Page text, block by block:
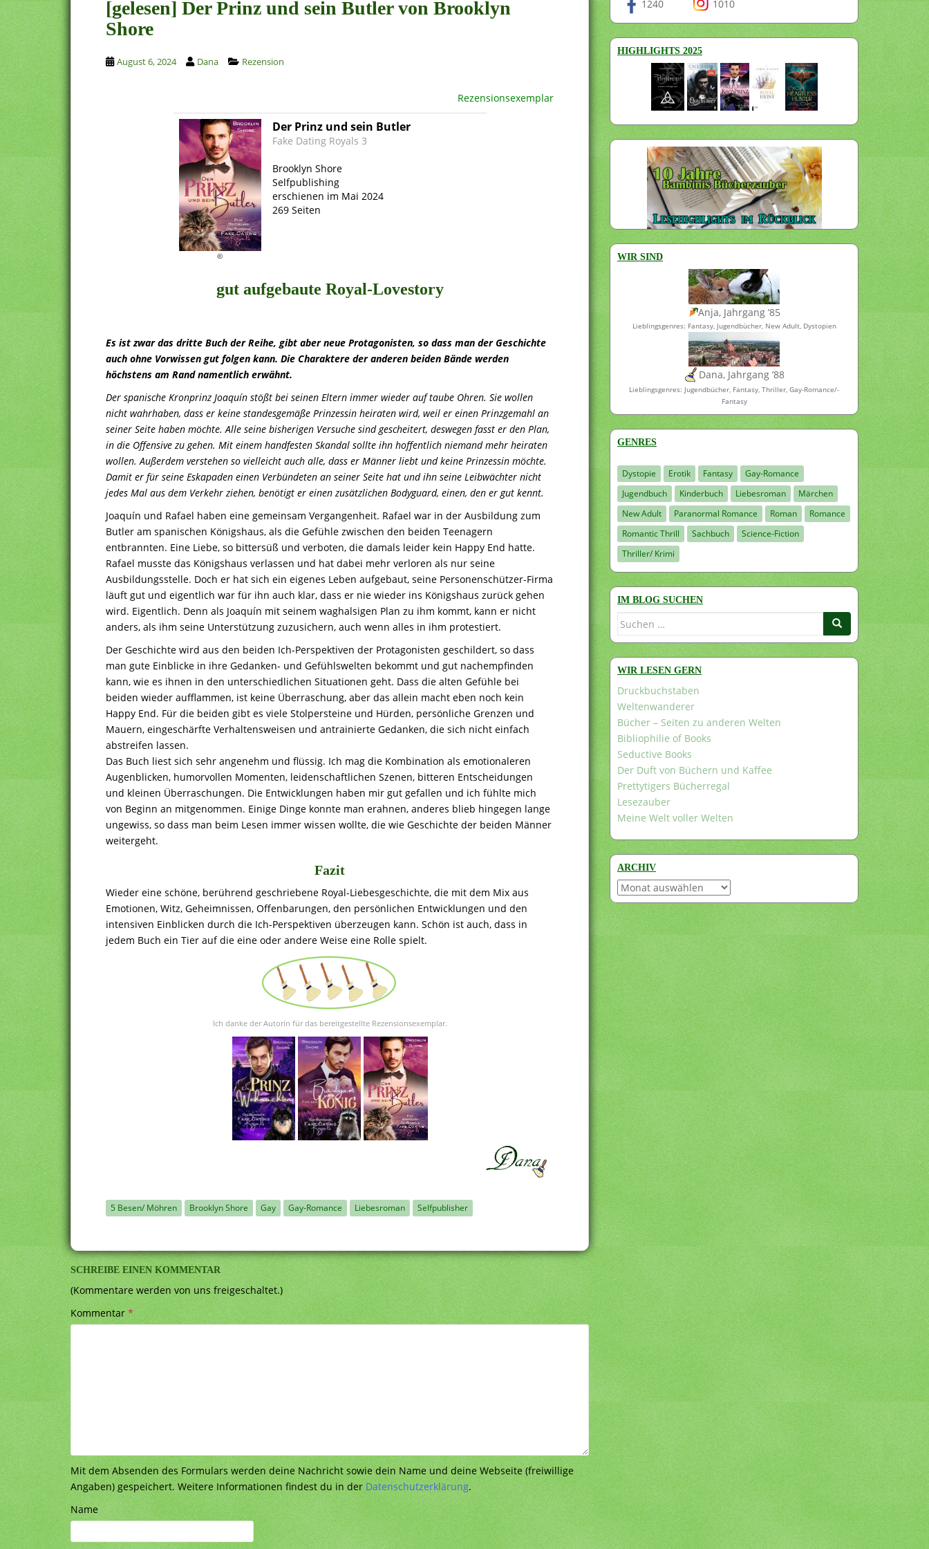
[gelesen] Der Prinz und sein Butler von Brooklyn
Shore
August 6, 2024 Dana Rezension
Rezensionsexemplar
©
Der Prinz und sein Butler
Fake Dating Royals 3
Brooklyn Shore
Selfpublishing
erschienen im Mai 2024
269 Seiten
gut aufgebaute Royal-Lovestory
Es ist zwar das dritte Buch der Reihe, gibt aber neue Protagonisten, so dass man der Geschichte
auch ohne Vorwissen gut folgen kann. Die Charaktere der anderen beiden Bände werden
höchstens am Rand namentlich erwähnt.
Der spanische Kronprinz Joaquín stößt bei seinen Eltern immer wieder auf taube Ohren. Sie wollen
nicht wahrhaben, dass er keine standesgemäße Prinzessin heiraten wird, weil er einen Prinzgemahl an
seiner Seite haben möchte. Alle seine bisherigen Versuche sind gescheitert, deswegen fasst er den Plan,
in die Offensive zu gehen. Mit einem handfesten Skandal sollte ihn hoffentlich niemand mehr heiraten
wollen. Außerdem verstehen so vielleicht auch alle, dass er Männer liebt und keine Prinzessin möchte.
Damit er für seine Eskapaden einen Verbündeten an seiner Seite hat und ihn seine Leibwächter nicht
jedes Mal aus dem Verkehr ziehen, benötigt er einen zusätzlichen Bodyguard, einen, den er gut kennt.
Joaquín und Rafael haben eine gemeinsam Vergangenheit. Rafael war in der Ausbildung zum
Butler am spanischen Königshaus, als die Gefühle zwischen den beiden Teenagern
entbrannten. Eine Liebe, so bittersüß und verboten, die damals leider kein Happy End hatte.
Rafael musste das Königshaus verlassen und hat dabei mehr verloren als nur seine
Ausbildungsstelle. Doch er hat sich ein eigenes Leben aufgebaut, seine Personenschützer-Firma
läuft gut und eigentlich war für ihn auch klar, dass er nie wieder ins Königshaus zurück gehen
wird. Eigentlich. Denn als Joaquín mit seinem waghalsigen Plan zu ihm kommt, kann er nicht
anders, als ihm seine Unterstützung zuzusichern, auch wenn alles in ihm protestiert.
Der Geschichte wird aus den beiden Ich-Perspektiven der Protagonisten geschildert, so dass
man gute Einblicke in ihre Gedanken- und Gefühlswelten bekommt und gut nachempfinden
kann, wie es ihnen in den unterschiedlichen Situationen geht. Dass die alten Gefühle bei
beiden wieder aufflammen, ist keine Überraschung, aber das allein macht eben noch kein
Happy End. Für die beiden gibt es viele Stolpersteine und Hürden, persönliche Grenzen und
Mauern, eingeschärfte Verhaltensweisen und antrainierte Gedanken, die sich nicht einfach
abstreifen lassen.
Das Buch liest sich sehr angenehm und flüssig. Ich mag die Kombination als emotionaleren
Augenblicken, humorvollen Momenten, leidenschaftlichen Szenen, bitteren Entscheidungen
und kleinen Überraschungen. Die Entwicklungen haben mir gut gefallen und ich fühlte mich
von Beginn an mitgenommen. Einige Dinge konnte man erahnen, anderes blieb hingegen lange
ungewiss, so dass man beim Lesen immer wissen wollte, die wie Geschichte der beiden Männer
weitergeht.
Fazit
Wieder eine schöne, berührend geschriebene Royal-Liebesgeschichte, die mit dem Mix aus
Emotionen, Witz, Geheimnissen, Offenbarungen, den persönlichen Entwicklungen und den
intensiven Einblicken durch die Ich-Perspektiven überzeugen kann. Schön ist auch, dass in
jedem Buch ein Tier auf die eine oder andere Weise eine Rolle spielt.
Ich danke der Autorin für das bereitgestellte Rezensionsexemplar.
5 Besen/ Möhren Brooklyn Shore Gay Gay-Romance Liebesroman Selfpublisher
SCHREIBE EINEN KOMMENTAR
(Kommentare werden von uns freigeschaltet.)
Kommentar*
Mit dem Absenden des Formulars werden deine Nachricht sowie dein Name und deine Webseite (freiwillige
Angaben) gespeichert. Weitere Informationen findest du in derDatenschutzerklärung.
Name
1240 1010
HIGHLIGHTS 2025
WIR SIND
Anja, Jahrgang ’85
Lieblingsgenres: Fantasy, Jugendbücher, New Adult, Dystopien
Dana, Jahrgang ’88
Lieblingsgenres: Jugendbücher, Fantasy, Thriller, Gay-Romance/-
Fantasy
GENRES
Dystopie Erotik Fantasy
Gay-Romance
Jugendbuch
Kinderbuch Liebesroman
Märchen
New Adult
Paranormal Romance Roman
Romance
Romantic Thrill
Sachbuch
Science-Fiction
Thriller/ Krimi
IM BLOG SUCHEN
Suchen
WIR LESEN GERN
Druckbuchstaben
Weltenwanderer
Bücher – Seiten zu anderen Welten
Bibliophilie of Books
Seductive Books
Der Duft von Büchern und Kaffee
Prettytigers Bücherregal
Lesezauber
Meine Welt voller Welten
ARCHIV
Archiv